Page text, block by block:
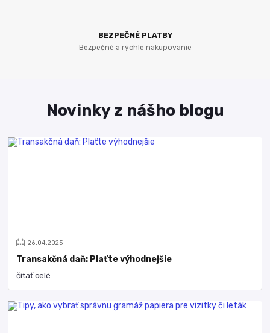
BEZPEČNÉ PLATBY
Bezpečné a rýchle nakupovanie
Novinky z nášho blogu
26.04.2025
Transakčná daň: Plaťte výhodnejšie
čítať celé